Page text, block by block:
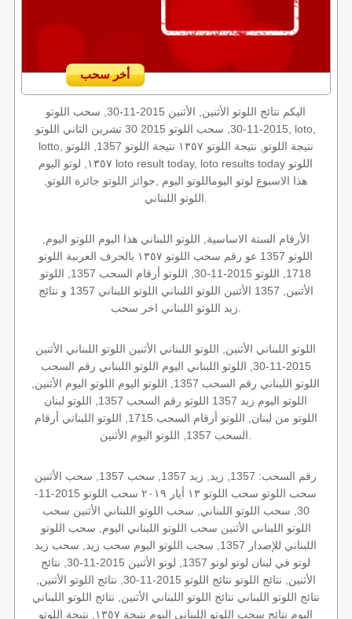
أخر سحب
اليكم نتائج اللوتو الأثنين, الأثنين 2015-11-30, سحب اللوتو
2015-11-30, سحب اللوتو 2015 30 تشرين الثاني اللوتو, loto,
lotto, نتيجة اللوتو, نتيجة اللوتو ١٣٥٧ نتيجة اللوتو 1357, اللوتو
١٣٥٧, لوتو اليوم loto result today, loto results today اللوتو
هذا الاسبوع لوتو اليوماللوتو اليوم ,جوائز اللوتو جائزة اللوتو,
الأرقام الستة الاساسية, اللوتو اللبناني هذا اليوم اللوتو اليوم,
اللوتو 1357 عو رقم سحب اللوتو ١٣٥٧ بالحرف العربية اللوتو
1718, اللوتو 2015-11-30, اللوتو أرقام السحب 1357, اللوتو
الأثنين, 1357 الأثنين اللوتو اللبناني اللوتو اللبناني 1357 و نتائج
اللوتو اللبناني الأثنين, اللوتو اللبناني الأثنين اللوتو اللبناني الأثنين
2015-11-30, اللوتو اللبناني اليوم اللوتو اللبناني رقم السحب
اللوتو اللبناني رقم السحب 1357, اللوتو اليوم اللوتو اليوم الأثنين,
اللوتو اليوم زيد 1357 اللوتو رقم السحب 1357, اللوتو لبنان
اللوتو من لبنان, اللوتو أرقام السحب 1715, اللوتو اللبناني أرقام
رقم السحب: 1357, زيد, زيد 1357, سحب 1357, سحب الأثنين
سحب اللوتو سحب اللوتو ١٣ أيار ٢٠١٩ سحب اللوتو 2015-11-
30, سحب اللوتو اللبناني, سحب اللوتو اللبناني الأثنين سحب
اللوتو اللبناني الأثنين سحب اللوتو اللبناني اليوم, سحب اللوتو
اللبناني للإصدار 1357, سحب اللوتو اليوم سحب زيد, سحب زيد
لوتو في لبنان لوتو لوتو 1357, لوتو الأثنين 2015-11-30, نتائج
الأثنين, نتائج اللوتو نتائج اللوتو 2015-11-30, نتائج اللوتو الأثنين,
نتائج اللوتو اللبناني نتائج اللوتو اللبناني الأثنين, نتائج اللوتو اللبناني
اليوم نتائج سحب اللوتو اللبناني اليوم نتيجة ١٣٥٧, نتيجة اللوتو